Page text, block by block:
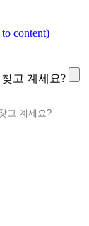
content)
고 계세요?